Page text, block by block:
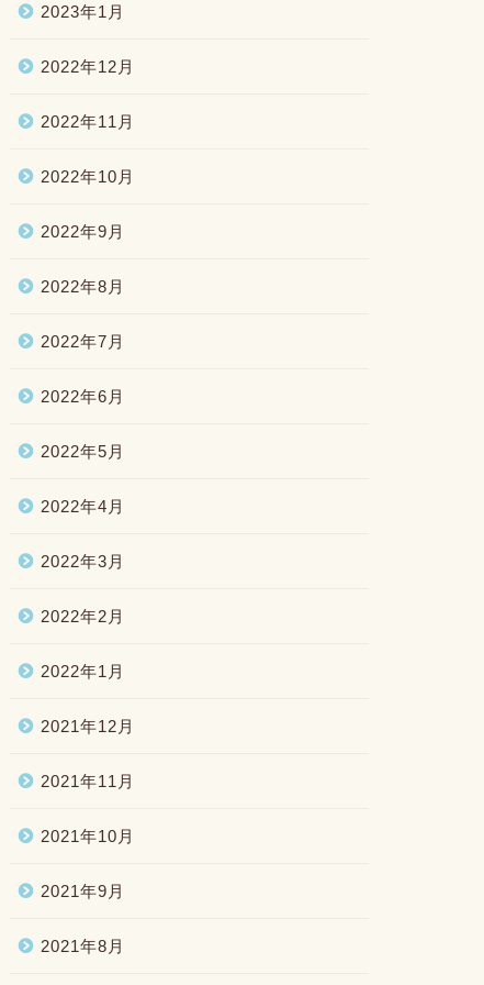
2023年1月
2022年12月
2022年11月
2022年10月
2022年9月
2022年8月
2022年7月
2022年6月
2022年5月
2022年4月
2022年3月
2022年2月
2022年1月
2021年12月
2021年11月
2021年10月
2021年9月
2021年8月